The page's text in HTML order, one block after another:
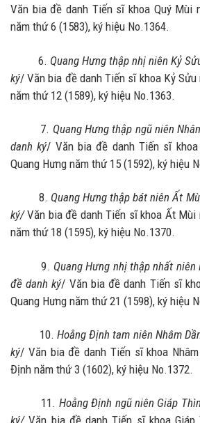
Văn bia đề danh Tiến sĩ khoa Quý Mùi
năm thứ 6 (1583), ký hiệu No.1364.
6. Quang Hưng thập nhị niên Kỷ
ký/ Văn bia đề danh Tiến sĩ khoa Kỷ Sửu
năm thứ 12 (1589), ký hiệu No.1363.
7. Quang Hưng thập ngũ niên
danh ký/ Văn bia đề danh Tiến sĩ
Quang Hưng năm thứ 15 (1592), ký hiệu
8. Quang Hưng thập bát niên Ất
ký/Văn bia đề danh Tiến sĩ khoa Ất Mùi
năm thứ 18 (1595), ký hiệu No.1370.
9. Quang Hưng nhị thập nhất
đề danh ký/ Văn bia đề danh Tiến sĩ
Quang Hưng năm thứ 21 (1598), ký hiệu
10.Hoằng Định tam niên Nhâm
ký/ Văn bia đề danh Tiến sĩ khoa
Định năm thứ 3 (1602), ký hiệu No.1372.
11. Hoằng Định ngũ niên Giáp